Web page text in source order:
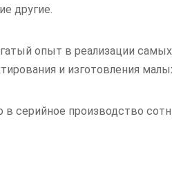
другие.
опыт в реализации
и изготовления
серийное производство